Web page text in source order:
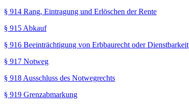
§ 914 Rang, Eintragung und Erlöschen der Rente
§ 915 Abkauf
§ 916 Beeinträchtigung von Erbbaurecht oder Dienstbarkeit
§ 917 Notweg
§ 918 Ausschluss des Notwegrechts
§ 919 Grenzabmarkung